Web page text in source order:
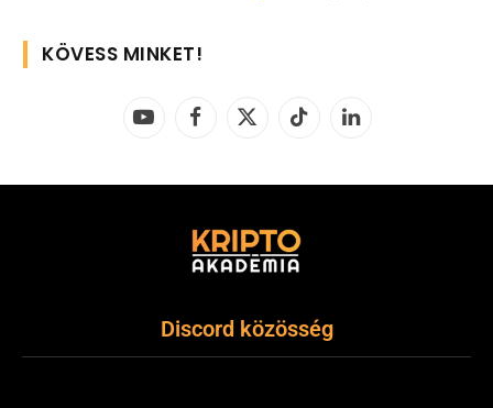
KÖVESS MINKET!
YouTubeFacebook
X
TikTok LinkedIn
Discord közösség